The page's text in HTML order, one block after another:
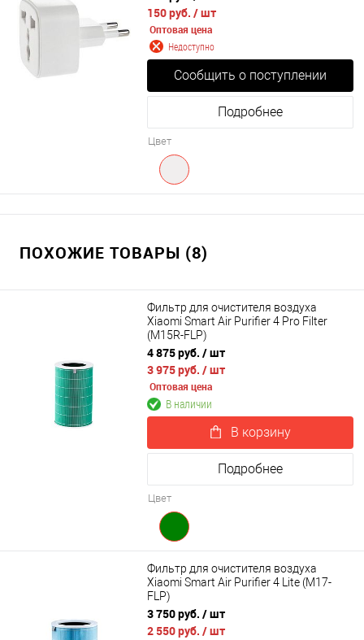
150 руб. / шт
Оптовая цена
Недоступно
Сообщить о поступлении
Подробнее
Цвет
ПОХОЖИЕ ТОВАРЫ (8)
Фильтр для очистителя воздуха
Xiaomi Smart Air Purifier 4 Pro Filter
(M15R-FLP)
4 875 руб. / шт
3 975 руб. / шт
Оптовая цена
В наличии
В корзину
Подробнее
Цвет
Фильтр для очистителя воздуха
Xiaomi Smart Air Purifier 4 Lite (M17-
FLP)
3 750 руб. / шт
2 550 руб. / шт